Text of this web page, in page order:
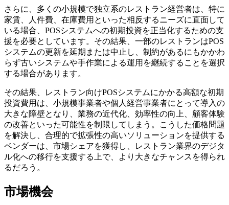
さらに、多くの小規模で独立系のレストラン経営者は、特に
家賃、人件費、在庫費用といった相反するニーズに直面して
いる場合、POSシステムへの初期投資を正当化するための支
援を必要としています。その結果、一部のレストランはPOS
システムの更新を延期または中止し、制約があるにもかかわ
らず古いシステムや手作業による運用を継続することを選択
する場合があります。
その結果、レストラン向けPOSシステムにかかる高額な初期
投資費用は、小規模事業者や個人経営事業者にとって導入の
大きな障壁となり、業務の近代化、効率性の向上、顧客体験
の改善といった可能性を制限してしまう。こうした価格問題
を解決し、合理的で拡張性の高いソリューションを提供する
ベンダーは、市場シェアを獲得し、レストラン業界のデジタ
ル化への移行を支援する上で、より大きなチャンスを得られ
るだろう。
市場機会